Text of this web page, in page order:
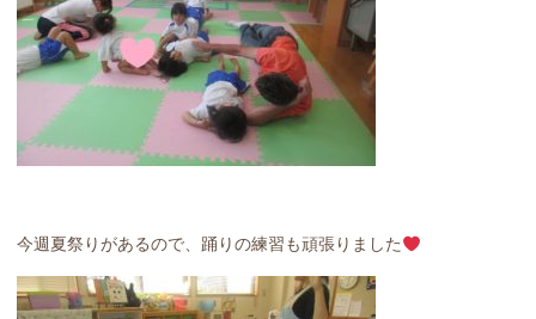
今週夏祭りがあるので、踊りの練習も頑張りました